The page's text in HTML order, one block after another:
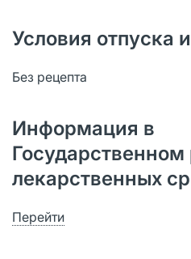
Условия отпуска
Без рецепта
Информация в
Государственном
лекарственных
Перейти